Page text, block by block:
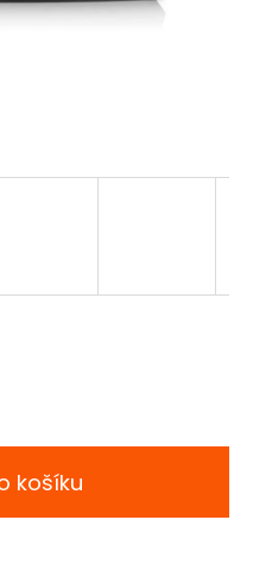
košíku